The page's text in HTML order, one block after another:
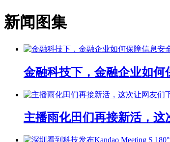
新闻图集
金融科技下，金融企业如何
主播雨化田们再接新活，这